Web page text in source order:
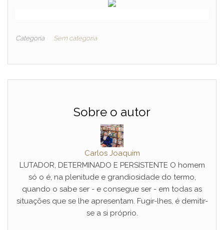
Categoria Sem categoria
Sobre o autor
Carlos Joaquim
LUTADOR, DETERMINADO E PERSISTENTE O homem
só o é, na plenitude e grandiosidade do termo,
quando o sabe ser - e consegue ser - em todas as
situações que se lhe apresentam. Fugir-lhes, é demitir-
se a si próprio.